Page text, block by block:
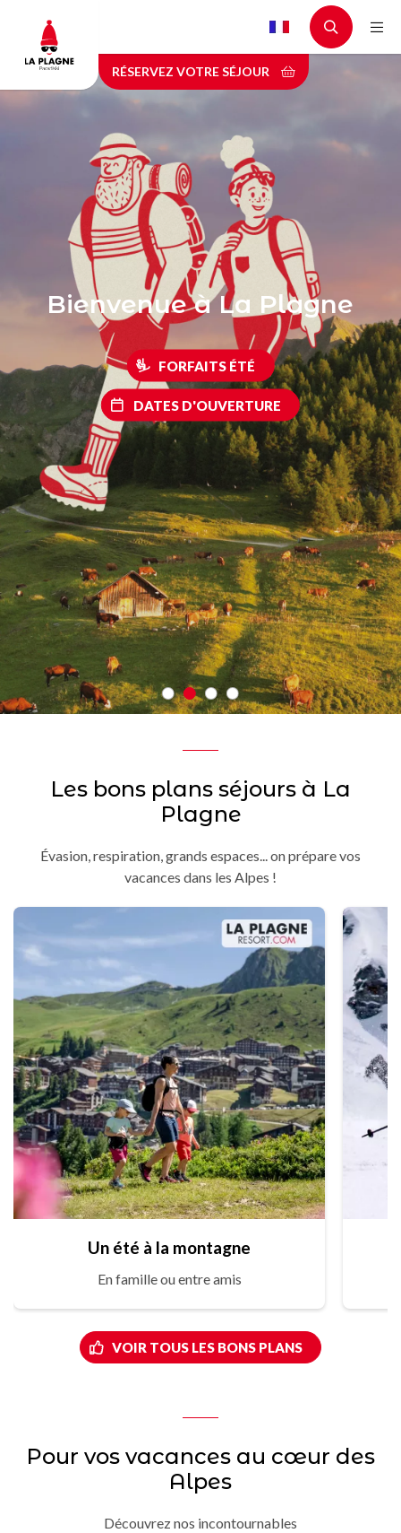
contenu
principal
RÉSERVEZ VOTRE SÉJOUR
Bienvenue à La Plagne
FORFAITS ÉTÉ
DATES D'OUVERTURE
Les bons plans séjours à La
Plagne
Évasion, respiration, grands espaces... on prépare vos
vacances dans les Alpes !
Un été à la montagne
En famille ou entre amis
VOIR TOUS LES BONS PLANS
Pour vos vacances au cœur des
Alpes
Découvrez nos incontournables